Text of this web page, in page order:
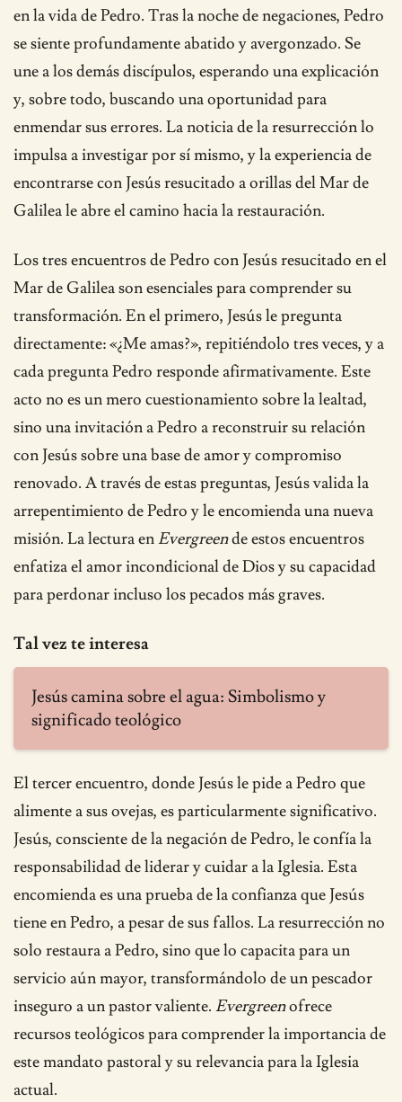
en la vida de Pedro. Tras la noche de negaciones, Pedro
se siente profundamente abatido y avergonzado. Se
une a los demás discípulos, esperando una explicación
y, sobre todo, buscando una oportunidad para
enmendar sus errores. La noticia de la resurrección lo
impulsa a investigar por sí mismo, y la experiencia de
encontrarse con Jesús resucitado a orillas del Mar de
Galilea le abre el camino hacia la restauración.
Los tres encuentros de Pedro con Jesús resucitado en el
Mar de Galilea son esenciales para comprender su
transformación. En el primero, Jesús le pregunta
directamente: «¿Me amas?», repitiéndolo tres veces, y a
cada pregunta Pedro responde afirmativamente. Este
acto no es un mero cuestionamiento sobre la lealtad,
sino una invitación a Pedro a reconstruir su relación
con Jesús sobre una base de amor y compromiso
renovado. A través de estas preguntas, Jesús valida la
arrepentimiento de Pedro y le encomienda una nueva
misión. La lectura enEvergreende estos encuentros
enfatiza el amor incondicional de Dios y su capacidad
para perdonar incluso los pecados más graves.
Tal vez te interesa
Jesús camina sobre el agua: Simbolismo y
significado teológico
El tercer encuentro, donde Jesús le pide a Pedro que
alimente a sus ovejas, es particularmente significativo.
Jesús, consciente de la negación de Pedro, le confía la
responsabilidad de liderar y cuidar a la Iglesia. Esta
encomienda es una prueba de la confianza que Jesús
tiene en Pedro, a pesar de sus fallos. La resurrección no
solo restaura a Pedro, sino que lo capacita para un
servicio aún mayor, transformándolo de un pescador
inseguro a un pastor valiente. Evergreenofrece
recursos teológicos para comprender la importancia de
este mandato pastoral y su relevancia para la Iglesia
actual.